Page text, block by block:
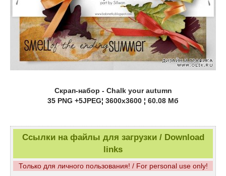
Скрап-набор - Chalk your autumn
35 PNG +5JPEG¦ 3600x3600 ¦ 60.08 Мб
Ссылки на файлы для загрузки / Download
links
Только для личного пользования! / For personal use only!